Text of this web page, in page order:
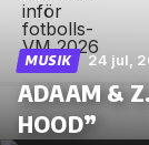
MUSIK 24 jul,
ADAAM &
HOOD”